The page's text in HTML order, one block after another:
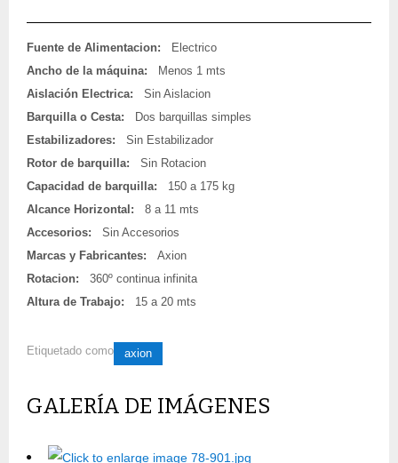
Fuente de Alimentacion:
Electrico
Ancho de la máquina:
Menos 1 mts
Aislación Electrica:
Sin Aislacion
Barquilla o Cesta:
Dos barquillas simples
Estabilizadores:
Sin Estabilizador
Rotor de barquilla:
Sin Rotacion
Capacidad de barquilla:
150 a 175 kg
Alcance Horizontal:
8 a 11 mts
Accesorios:
Sin Accesorios
Marcas y Fabricantes:
Axion
Rotacion:
360º continua infinita
Altura de Trabajo:
15 a 20 mts
Etiquetado como axion
GALERÍA DE IMÁGENES